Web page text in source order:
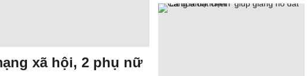
xã hội, 2 phụ nữ